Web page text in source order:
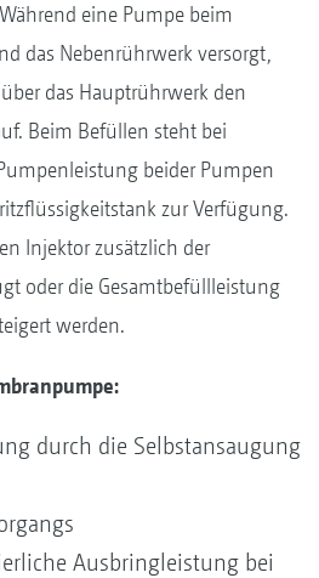
eine Pumpe beim
das Nebenrührwerk versorgt,
das Hauptrührwerk den
Beim Befüllen steht bei
beider Pumpen
zur Verfügung.
Injektor zusätzlich der
oder die Gesamtbefüllleistung
werden.
durch die Selbstansaugung
Ausbringleistung bei